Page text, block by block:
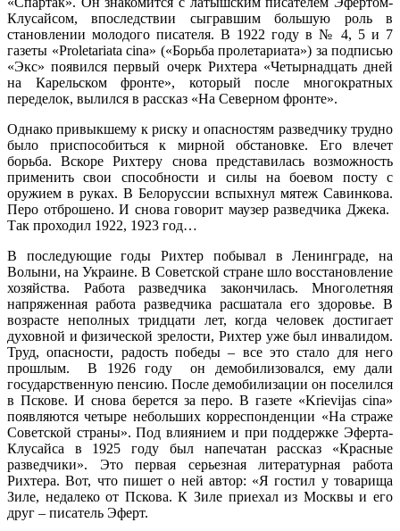
Клусайсом, впоследствии сыгравшим большую роль в
становлении молодого писателя. В 1922 году в № 4, 5 и 7
газеты «Proletariata cina» («Борьба пролетариата») за подписью
«Экс» появился первый очерк Рихтера «Четырнадцать дней
на Карельском фронте», который после многократных
переделок, вылился в рассказ «На Северном фронте».
Однако привыкшему к риску и опасностям разведчику трудно
было приспособиться к мирной обстановке. Его влечет
борьба. Вскоре Рихтеру снова представилась возможность
применить свои способности и силы на боевом посту с
оружием в руках. В Белоруссии вспыхнул мятеж Савинкова.
Перо отброшено. И снова говорит маузер разведчика Джека.
Так проходил 1922, 1923 год…
В последующие годы Рихтер побывал в Ленинграде, на
Волыни, на Украине. В Советской стране шло восстановление
хозяйства. Работа разведчика закончилась. Многолетняя
напряженная работа разведчика расшатала его здоровье. В
возрасте неполных тридцати лет, когда человек достигает
духовной и физической зрелости, Рихтер уже был инвалидом.
Труд, опасности, радость победы – все это стало для него
прошлым. В 1926 году он демобилизовался, ему дали
государственную пенсию. После демобилизации он поселился
в Пскове. И снова берется за перо. В газете «Krievijas cina»
появляются четыре небольших корреспонденции «На страже
Советской страны». Под влиянием и при поддержке Эферта-
Клусайса в 1925 году был напечатан рассказ «Красные
разведчики». Это первая серьезная литературная работа
Рихтера. Вот, что пишет о ней автор: «Я гостил у товарища
Зиле, недалеко от Пскова. К Зиле приехал из Москвы и его
друг – писатель Эферт.